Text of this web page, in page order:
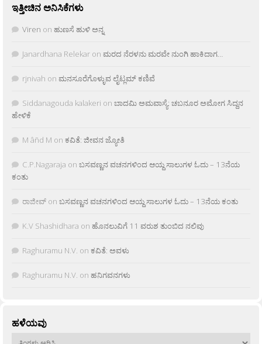
ಇತ್ತೀಚಿನ ಅನಿಸಿಕೆಗಳು
Viren on ಹುಣಸೆ ಹುಳಿ ಅನ್ನ
Janardhana Relekar on ಮರದ ನೆರಳನು ಮರವೇ ನುಂಗಿ ಹಾಕಿದಾಗ…
rjnivah on ಮನಸೂರೆಗೊಳ್ಳುವ ಲೈಟ್ಲಮ್ ಕಣಿವೆ
Siddanagouda kalakeri on ಬಾದಮಿ ಅಮವಾಸ್ಯೆ: ಚಬನೂರ ಅಮೋಗ ಸಿದ್ದನ
ಹೇಳಿಕೆ
M âñd M on ಕವಿತೆ: ಜೀವನ ಜ್ಯೋತಿ
C.P.Nagaraja on ಬಸವಣ್ಣನ ವಚನಗಳಿಂದ ಆಯ್ದ ಸಾಲುಗಳ ಓದು – 13ನೆಯ
ಕಂತು
ರಾಜೀವ್ on ಬಸವಣ್ಣನ ವಚನಗಳಿಂದ ಆಯ್ದ ಸಾಲುಗಳ ಓದು – 13ನೆಯ ಕಂತು
K.V Shashidhara on ಹೊನಲುವಿಗೆ 11 ವರುಶ ತುಂಬಿದ ನಲಿವು
Raghuramu N.V. on ಕವಿತೆ: ಅವಳು
Raghuramu N.V. on ಹನಿಗವನಗಳು
ಹಳೆಯವು
ಹಳೆಯವು